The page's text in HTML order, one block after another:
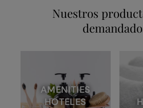
Nuestros
AMENITIES
HOTELES